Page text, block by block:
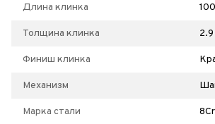
Длина клинка 100
Толщина клинка 2.9
Финиш клинка
Механизм
Марка стали